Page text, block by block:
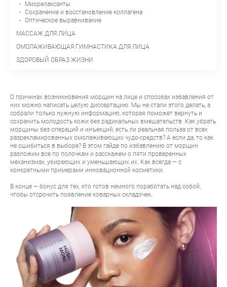
Миорелаксанты
Сохранение и восстановление коллагена
Оптическое выравнивание
МАССАЖ ДЛЯ ЛИЦА
ОМОЛАЖИВАЮЩАЯ ГИМНАСТИКА ДЛЯ ЛИЦА
ЗДОРОВЫЙ ОБРАЗ ЖИЗНИ
О причинах возникновения морщин на лице и способах избавления от
них можно написать целую диссертацию. Мы не стали этого делать, а
собрали только нужную информацию, которая поможет вернуть и
сохранить молодость кожи без радикальных вмешательств. Как убрать
морщины без операций и инъекций, есть ли реальная польза от всех
разрекламированных омолаживающих чудо-средств? А если да, то как
не ошибиться в выборе? В этом гайде по избавлению от морщин
разложим все по полочкам и расскажем о пяти проверенных
механизмах, убирающих и уменьшающих их. Как всегда — с
конкретными примерами инновационной косметики.
В конце — бонус для тех, кто готов немного поработать над собой,
чтобы отсрочить появление коварных складочек.